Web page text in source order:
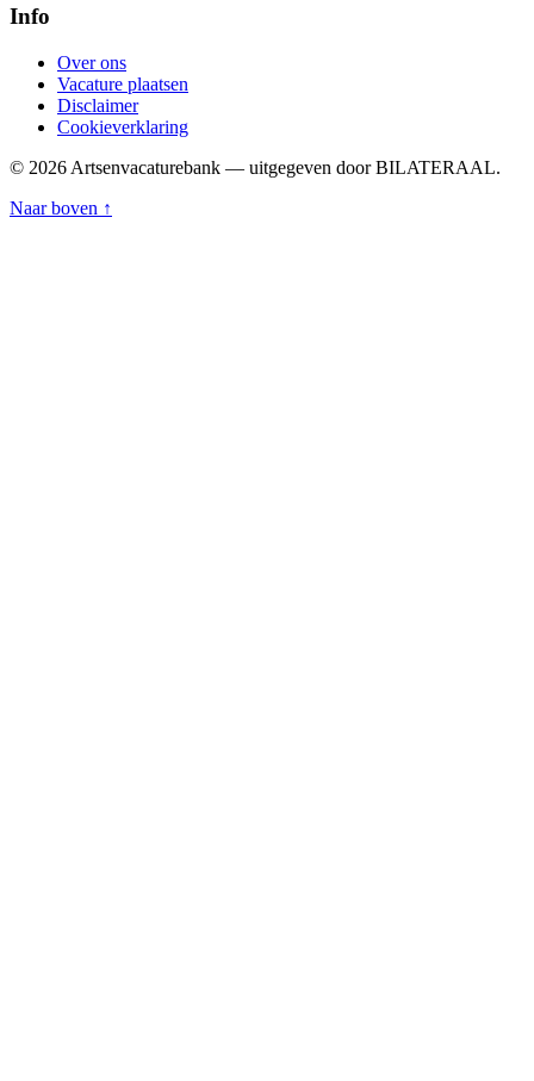
Info
Over ons
Vacature plaatsen
Disclaimer
Cookieverklaring
© 2026 Artsenvacaturebank — uitgegeven door BILATERAAL.
Naar boven ↑